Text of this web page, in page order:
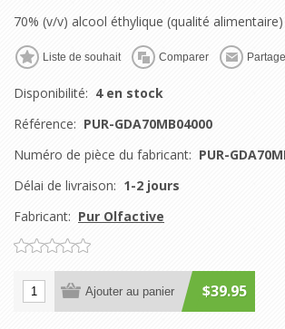
70% (v/v) alcool éthylique (qualité alimentaire)
Liste de souhait Comparer
Disponibilité: 4 en stock
Référence: PUR-GDA70MB04000
Numéro de pièce du fabricant: PUR-
Délai de livraison: 1-2 jours
Fabricant: Pur Olfactive
Ajouter au panier $39.95